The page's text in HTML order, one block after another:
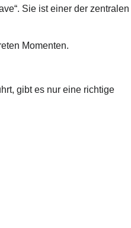
Sie ist einer der zentralen
Momenten.
gibt es nur eine richtige